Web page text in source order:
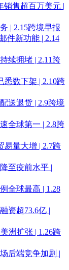
销售超百万美元 |
| 2.15跨境早报
件新功能 | 2.14
续拥堵 | 2.11跨
悉数下架 | 2.10跨
送退货 | 2.9跨境
全球第一 | 2.8跨
易量大增 | 2.7跨
至疫前水平 |
全球最高 | 1.28
资超73.6亿 |
洲扩张 | 1.26跨
后端竞争加剧 |